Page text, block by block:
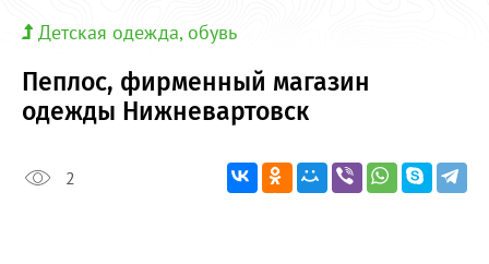
Детская одежда, обувь
Пеплос, фирменный магазин
одежды Нижневартовск
2